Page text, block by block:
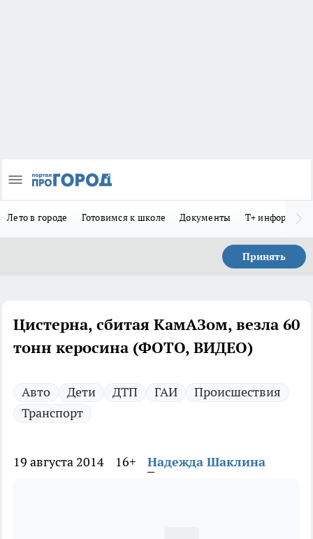
Лето в городе Готовимся к школе Документы Т+
Принять
Цистерна, сбитая КамАЗом, везла 60
тонн керосина (ФОТО, ВИДЕО)
Авто Дети ДТП ГАИ
Происшествия
Транспорт
19 августа 2014 16+ Надежда Шаклина